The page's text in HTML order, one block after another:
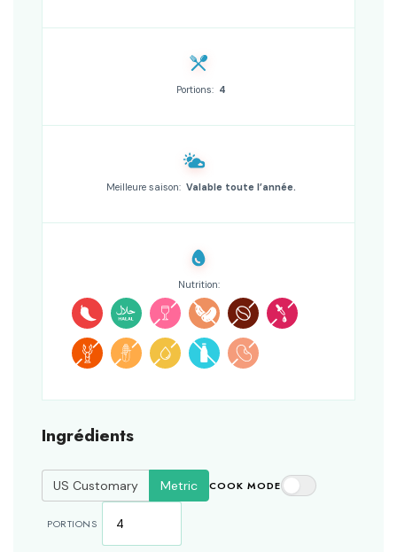
Portions: 4
Meilleure saison: Valable toute l’année.
Nutrition:
Ingrédients
US Customary Metric COOK MODE
PORTIONS